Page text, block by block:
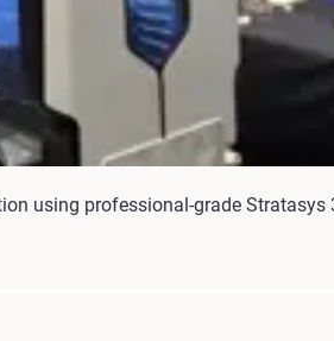
using professional-grade Stratasys